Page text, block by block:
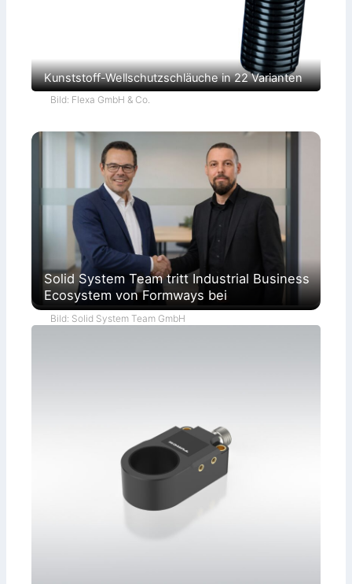
Kunststoff-Wellschutzschläuche in 22 Varianten
Bild: Flexa GmbH & Co.
Solid System Team tritt Industrial Business
Ecosystem von Formways bei
Bild: Solid System Team GmbH